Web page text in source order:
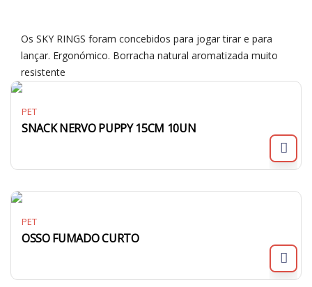
Os SKY RINGS foram concebidos para jogar tirar e para
lançar. Ergonómico. Borracha natural aromatizada muito
resistente
PET
SNACK NERVO PUPPY 15CM 10UN
PET
OSSO FUMADO CURTO